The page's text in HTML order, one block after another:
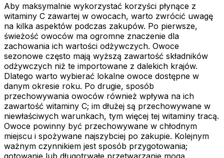
Aby maksymalnie wykorzystać korzyści płynące z
witaminy C zawartej w owocach, warto zwrócić uwagę
na kilka aspektów podczas zakupów. Po pierwsze,
świeżość owoców ma ogromne znaczenie dla
zachowania ich wartości odżywczych. Owoce
sezonowe często mają wyższą zawartość składników
odżywczych niż te importowane z dalekich krajów.
Dlatego warto wybierać lokalne owoce dostępne w
danym okresie roku. Po drugie, sposób
przechowywania owoców również wpływa na ich
zawartość witaminy C; im dłużej są przechowywane w
niewłaściwych warunkach, tym więcej tej witaminy tracą.
Owoce powinny być przechowywane w chłodnym
miejscu i spożywane najszybciej po zakupie. Kolejnym
ważnym czynnikiem jest sposób przygotowania;
gotowanie lub długotrwałe przetwarzanie mogą